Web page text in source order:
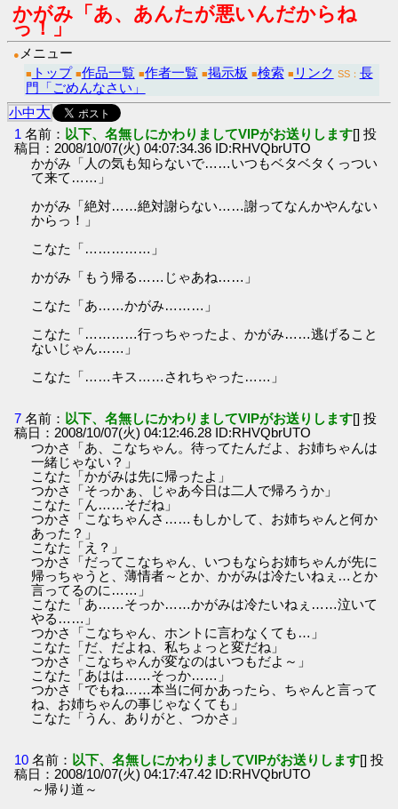
かがみ「あ、あんたが悪いんだからね
っ！」
● メニュー
■ トップ ■作品一覧 ■作者一覧 ■掲示板 ■検索 ■ リンク SS： 長
門「ごめんなさい」
小中大
1 名前： 以下、名無しにかわりましてVIPがお送りします[] 投
稿日：2008/10/07(火) 04:07:34.36 ID:RHVQbrUTO
かがみ「人の気も知らないで……いつもベタベタくっつい
て来て……」
かがみ「絶対……絶対謝らない……謝ってなんかやんない
からっ！」
こなた「……………」
かがみ「もう帰る……じゃあね……」
こなた「あ……かがみ………」
こなた「…………行っちゃったよ、かがみ……逃げること
ないじゃん……」
こなた「……キス……されちゃった……」
7 名前： 以下、名無しにかわりましてVIPがお送りします[] 投
稿日：2008/10/07(火) 04:12:46.28 ID:RHVQbrUTO
つかさ「あ、こなちゃん。待ってたんだよ、お姉ちゃんは
一緒じゃない？」
こなた「かがみは先に帰ったよ」
つかさ「そっかぁ、じゃあ今日は二人で帰ろうか」
こなた「ん……そだね」
つかさ「こなちゃんさ……もしかして、お姉ちゃんと何か
あった？」
こなた「え？」
つかさ「だってこなちゃん、いつもならお姉ちゃんが先に
帰っちゃうと、薄情者～とか、かがみは冷たいねぇ…とか
言ってるのに……」
こなた「あ……そっか……かがみは冷たいねぇ……泣いて
やる……」
つかさ「こなちゃん、ホントに言わなくても…」
こなた「だ、だよね、私ちょっと変だね」
つかさ「こなちゃんが変なのはいつもだよ～」
こなた「あはは……そっか……」
つかさ「でもね……本当に何かあったら、ちゃんと言って
ね、お姉ちゃんの事じゃなくても」
こなた「うん、ありがと、つかさ」
10 名前： 以下、名無しにかわりましてVIPがお送りします[] 投
稿日：2008/10/07(火) 04:17:47.42 ID:RHVQbrUTO
～帰り道～